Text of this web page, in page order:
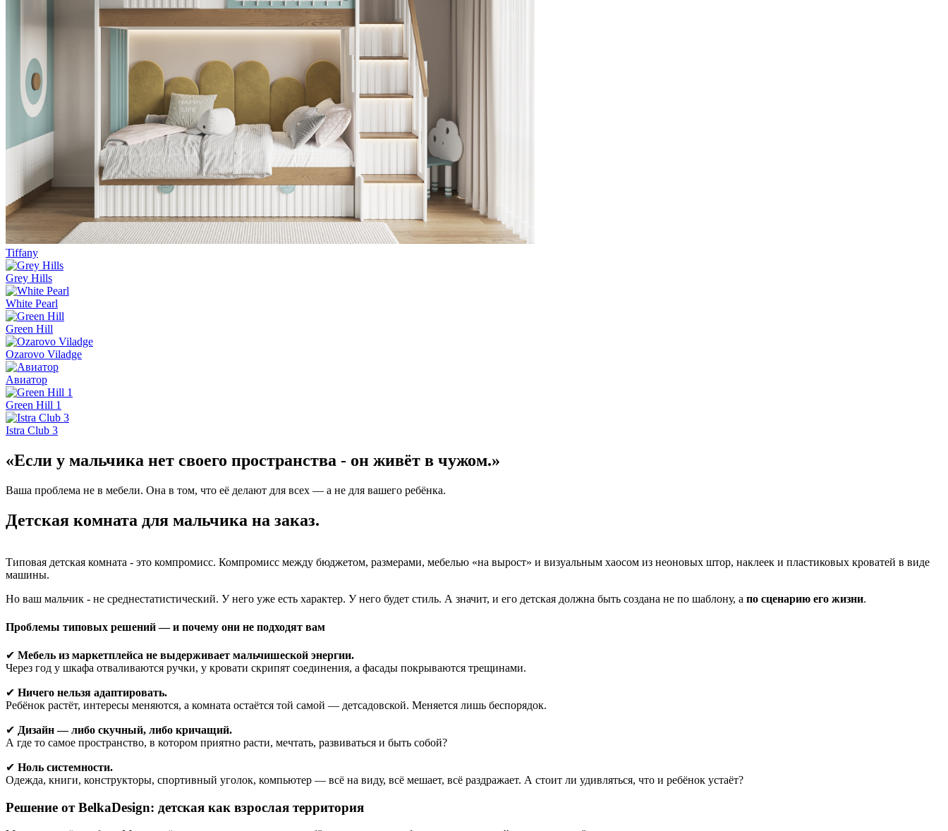
Tiffany
Grey Hills
White Pearl
Green Hill
Ozarovo Viladge
Авиатор
Green Hill 1
Istra Club 3
«Если у мальчика нет своего пространства - он живёт в чужом.»
Ваша проблема не в мебели. Она в том, что её делают для всех — а не для вашего ребёнка.
Детская комната для мальчика на заказ.
Типовая детская комната - это компромисс. Компромисс между бюджетом, размерами, мебелью «на вырост» и визуальным хаосом из неоновых штор, наклеек и пластиковых кроватей в виде
машины.
Но ваш мальчик - не среднестатистический. У него уже есть характер. У него будет стиль. А значит, и его детская должна быть создана не по шаблону, а по сценарию его жизни.
Проблемы типовых решений — и почему они не подходят вам
✔ Мебель из маркетплейса не выдерживает мальчишеской энергии.
Через год у шкафа отваливаются ручки, у кровати скрипят соединения, а фасады покрываются трещинами.
✔ Ничего нельзя адаптировать.
Ребёнок растёт, интересы меняются, а комната остаётся той самой — детсадовской. Меняется лишь беспорядок.
✔ Дизайн — либо скучный, либо кричащий.
А где то самое пространство, в котором приятно расти, мечтать, развиваться и быть собой?
✔ Ноль системности.
Одежда, книги, конструкторы, спортивный уголок, компьютер — всё на виду, всё мешает, всё раздражает. А стоит ли удивляться, что и ребёнок устаёт?
Решение от BelkaDesign: детская как взрослая территория